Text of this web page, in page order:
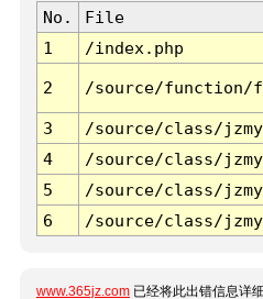
No. File
1
/index.php
2 /source/function/
3 /source/class/
4
/source/class/
5
/source/class/
6
/source/class/
www.365jz.com 已经将此出错信息详